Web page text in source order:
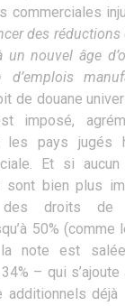
commerciales
des réductions
nouvel âge
de douane
imposé,
les pays jugés
Et si aucun
sont bien plus
des droits de
50% (comme
note est
– qui s’ajoute
additionnels déjà